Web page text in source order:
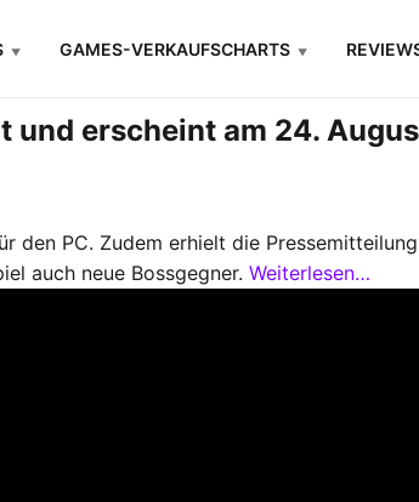
GAMES-VERKAUFSCHARTS
und erscheint am 24.
PC. Zudem erhielt die
auch neue Bossgegner. Weiterlesen…